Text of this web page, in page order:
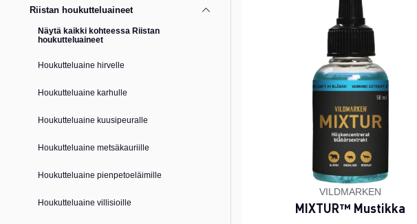
Riistan houkutteluaineet
Näytä kaikki kohteessa Riistan
houkutteluaineet
Houkutteluaine hirvelle
Houkutteluaine karhulle
Houkutteluaine kuusipeuralle
Houkutteluaine metsäkauriille
Houkutteluaine pienpetoeläimille
Houkutteluaine villisioille
VILDMARKEN
MIXTUR™ Mustikka